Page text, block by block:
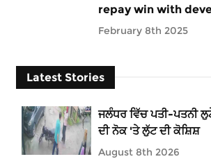
repay win with
February 8th 2025
Latest Stories
ਜਲੰਧਰ ਵਿੱਚ ਪਤੀ-ਪਤਨੀ
ਦੀ ਨੋਕ 'ਤੇ ਲੁੱਟ ਦੀ ਕੋਸ਼ਿਸ਼
August 8th 2026